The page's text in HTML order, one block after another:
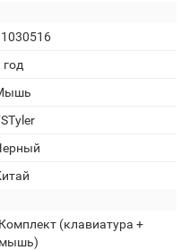
год
Комплект (клавиатура +
мышь)